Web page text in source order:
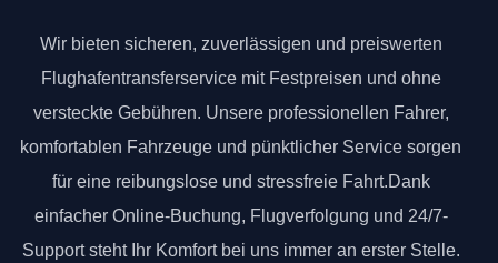
Wir bieten sicheren, zuverlässigen und preiswerten
Flughafentransferservice mit Festpreisen und ohne
versteckte Gebühren. Unsere professionellen Fahrer,
komfortablen Fahrzeuge und pünktlicher Service sorgen
für eine reibungslose und stressfreie Fahrt.Dank
einfacher Online-Buchung, Flugverfolgung und 24/7-
Support steht Ihr Komfort bei uns immer an erster Stelle.